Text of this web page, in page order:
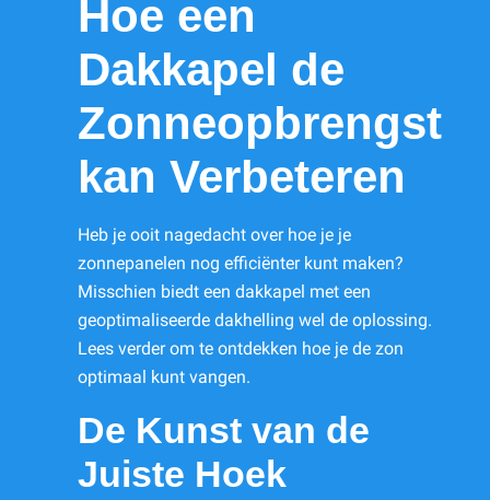
Hoe een
Dakkapel de
Zonneopbrengst
kan Verbeteren
Heb je ooit nagedacht over hoe je je
zonnepanelen nog efficiënter kunt maken?
Misschien biedt een dakkapel met een
geoptimaliseerde dakhelling wel de oplossing.
Lees verder om te ontdekken hoe je de zon
optimaal kunt vangen.
De Kunst van de
Juiste Hoek